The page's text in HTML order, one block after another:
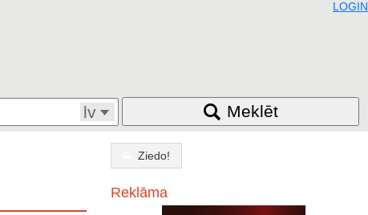
LOGIN
lv Meklēt
Ziedo!
Reklāma